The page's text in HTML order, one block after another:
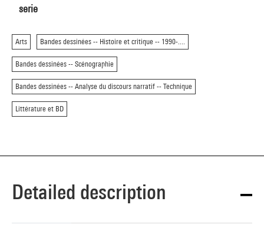
serie
Arts Bandes dessinées -- Histoire et critique -- 1990-....
Bandes dessinées -- Scénographie
Bandes dessinées -- Analyse du discours narratif -- Technique
Littérature et BD
Detailed description